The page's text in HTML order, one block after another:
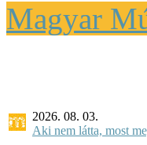
Magyar
2026. 08. 03.
Aki nem látta, most